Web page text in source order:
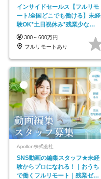
インサイドセールス【フルリモ
ート/全国どこでも働ける】未経
験OK*土日祝休み*残業少なめ*
在宅勤務手当あり
300～600万円
フルリモートあり
Apollon株式会社
SNS動画の編集スタッフ★未経
験からプロになれる！｜おうち
で働くフルリモート｜残業ゼロ